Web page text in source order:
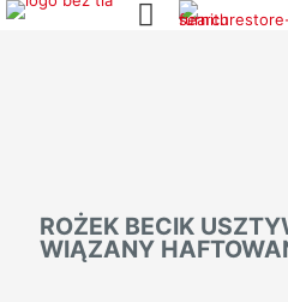
ROŻEK BECIK
WIĄZANY